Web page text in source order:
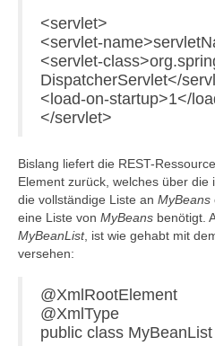
<servlet>
<servlet-
<servlet-
DispatcherServlet</
<load-on-startup>1</
</servlet>
Bislang liefert die REST-
Element zurück, welches über die
die vollständige Liste an MyBeans
eine Liste von MyBeans benötigt.
MyBeanList, ist wie gehabt mit
versehen:
@XmlRootElement
@XmlType
public class